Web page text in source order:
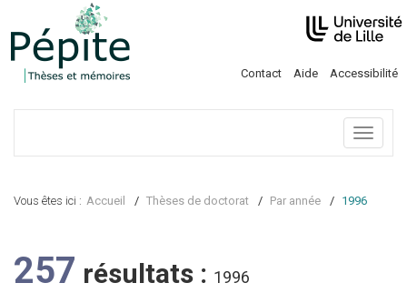
Contact Aide Accessibilité
Menu
Vous êtes ici : Accueil Thèses de doctorat Par année 1996
257 résultats : 1996